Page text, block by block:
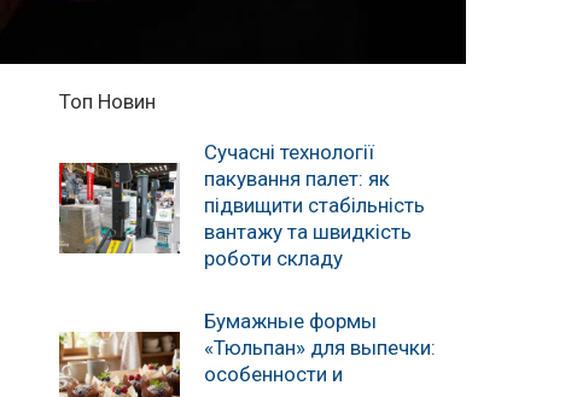
Топ Новин
Сучасні технології
пакування палет: як
підвищити стабільність
вантажу та швидкість
роботи складу
Бумажные формы
«Тюльпан» для выпечки:
особенности и